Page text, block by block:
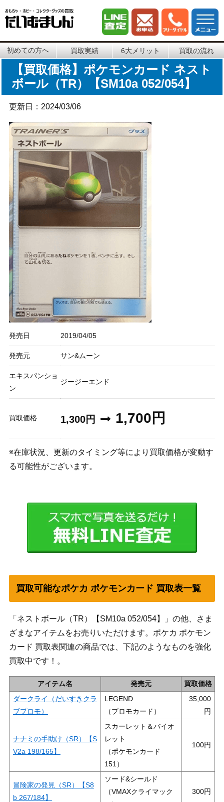
初めての方へ 買取実績 6大メリット 買取の流れ
【買取価格】ポケモンカード ネスト
ボール（TR）【SM10a 052/054】
更新日：2024/03/06
発売日 2019/04/05
発売元 サン&ムーン
エキスパンショ
ン
ジージーエンド
買取価格 1,300円 1,700円
※在庫状況、更新のタイミング等により買取価格が変動す
る可能性がございます。
買取可能なポケカ ポケモンカード 買取表一覧
「ネストボール（TR）【SM10a 052/054】」の他、さま
ざまなアイテムをお売りいただけます。ポケカ ポケモン
カード 買取表関連の商品では、下記のようなものを強化
買取中です！。
アイテム名 発売元
買取価格
ダークライ（だいすきクラ
ブプロモ）
LEGEND
（プロモカード）
35,000
ナナミの手助け（SR）【S
V2a 198/165】
スカーレット＆バイオ
レット
（ポケモンカード
151）
100
冒険家の発見（SR）【S8
b 267/184】
ソード&シールド
（VMAXクライマック
300